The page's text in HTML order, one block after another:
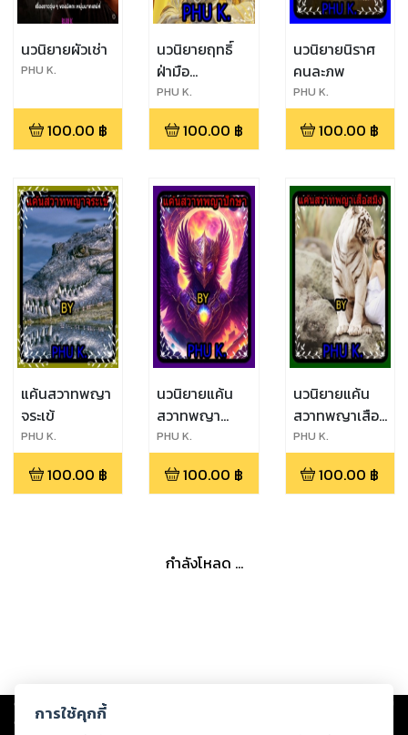
นวนิยายผัวเช่า
PHU K.
100.00 ฿
นวนิยายฤทธิ์
ฝ่ามือ
อรหันต์(ภาค
จอมมารเว่ย
เทียนโฉ)
PHU K.
100.00 ฿
นวนิยายนิราศ
คนละภพ
PHU K.
100.00 ฿
แค้นสวาทพญา
จระเข้
PHU K.
100.00 ฿
นวนิยายแค้น
สวาทพญา
ปักษา
PHU K.
100.00 ฿
นวนิยายแค้น
สวาทพญาเสือ
สมิง
PHU K.
100.00 ฿
กำลังโหลด ...
Copyright © 2026
ต่อผลงานหรือเนื้อหาใดที่อัปโหลดผ่านเว็บไซต์และปรากฏว่าละเมิดสิทธิใน
การใช้คุกกี้